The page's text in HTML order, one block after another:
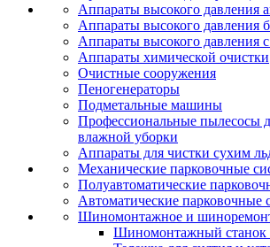
Аппараты высокого давления
Аппараты высокого давления
Аппараты высокого давления
Аппараты химической очистки
Очистные сооружения
Пеногенераторы
Подметальные машины
Профессиональные пылесосы
влажной уборки
Аппараты для чистки сухим
Механические парковочные
Полуавтоматические
Автоматические парковочные
Шиномонтажное и
Шиномонтажный станок